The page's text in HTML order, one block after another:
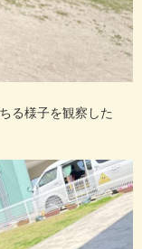
る様子を観察した